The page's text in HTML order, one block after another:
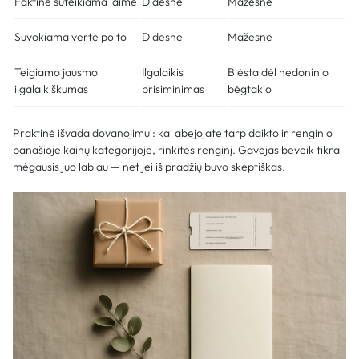
Suvokiama vertė po to Didesnė Mažesnė
Teigiamo jausmo
ilgalaikiškumas
Ilgalaikis
prisiminimas
Blėsta dėl hedoninio
bėgtakio
Praktinė išvada dovanojimui: kai abejojate tarp daikto ir renginio
panašioje kainų kategorijoje, rinkitės renginį. Gavėjas beveik tikrai
mėgausis juo labiau — net jei iš pradžių buvo skeptiškas.